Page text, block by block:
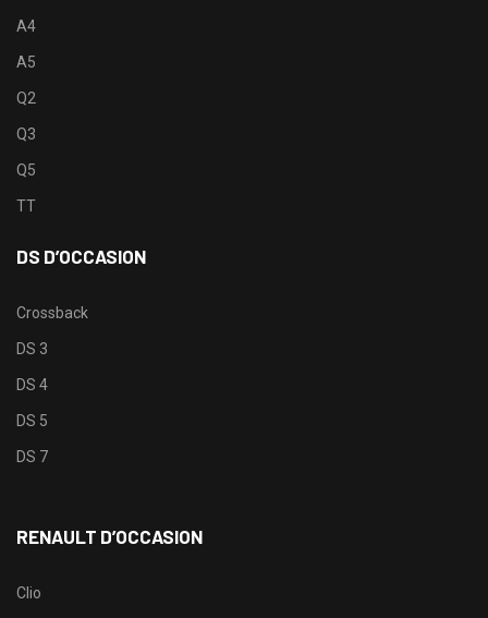
A4
A5
Q2
Q3
Q5
TT
DS D’OCCASION
Crossback
DS 3
DS 4
DS 5
DS 7
RENAULT D’OCCASION
Clio